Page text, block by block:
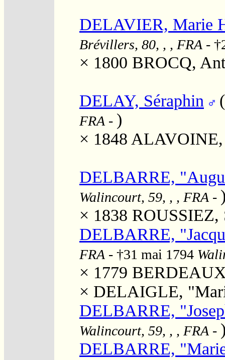
DELAVIER, Marie
Brévillers, 80, , , FRA -
× 1800 BROCQ,
DELAY, Séraphin
FRA - )
× 1848 ALAVOINE,
DELBARRE,
Walincourt, 59, , , FRA -
× 1838 ROUSSIEZ,
DELBARRE,
FRA - †31 mai 1794
× 1779
× DELAIGLE,
DELBARRE,
Walincourt, 59, , , FRA -
DELBARRE,